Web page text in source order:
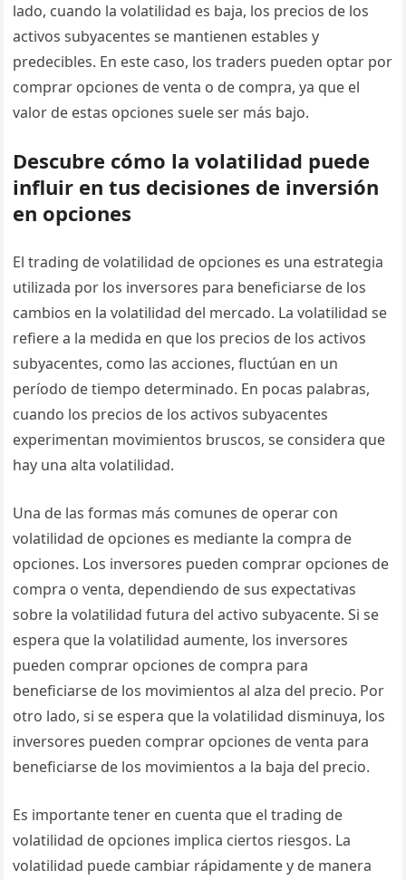
lado, cuando la volatilidad es baja, los precios de los
activos subyacentes se mantienen estables y
predecibles. En este caso, los traders pueden optar por
comprar opciones de venta o de compra, ya que el
valor de estas opciones suele ser más bajo.
Descubre cómo la volatilidad puede
influir en tus decisiones de inversión
en opciones
El trading de volatilidad de opciones es una estrategia
utilizada por los inversores para beneficiarse de los
cambios en la volatilidad del mercado. La volatilidad se
refiere a la medida en que los precios de los activos
subyacentes, como las acciones, fluctúan en un
período de tiempo determinado. En pocas palabras,
cuando los precios de los activos subyacentes
experimentan movimientos bruscos, se considera que
hay una alta volatilidad.
Una de las formas más comunes de operar con
volatilidad de opciones es mediante la compra de
opciones. Los inversores pueden comprar opciones de
compra o venta, dependiendo de sus expectativas
sobre la volatilidad futura del activo subyacente. Si se
espera que la volatilidad aumente, los inversores
pueden comprar opciones de compra para
beneficiarse de los movimientos al alza del precio. Por
otro lado, si se espera que la volatilidad disminuya, los
inversores pueden comprar opciones de venta para
beneficiarse de los movimientos a la baja del precio.
Es importante tener en cuenta que el trading de
volatilidad de opciones implica ciertos riesgos. La
volatilidad puede cambiar rápidamente y de manera